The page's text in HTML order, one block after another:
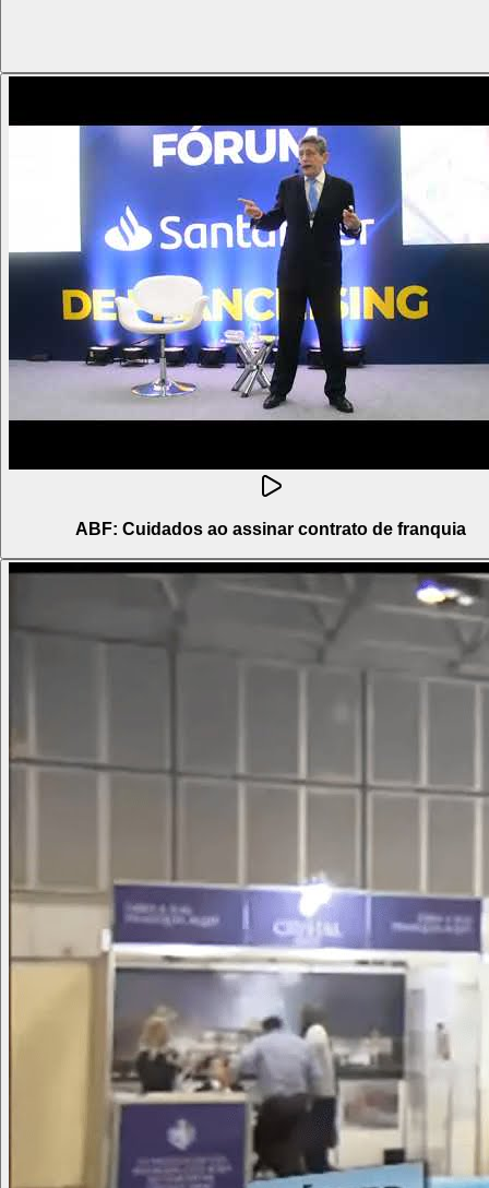
ABF: Cuidados ao assinar contrato de franquia